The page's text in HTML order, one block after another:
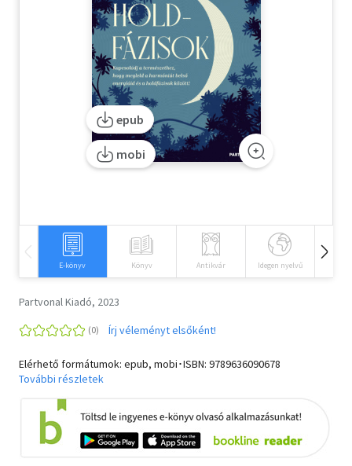
Szótár, nyelvkönyv
Tankönyv, segédkönyv
Társadalomtudomány
Természettudomány
epub
mobi
E-könyv Könyv Antikvár Idegen nyelvű
Partvonal Kiadó, 2023
Írj véleményt elsőként!
Elérhető formátumok: epub, mobi･ISBN: 9789636090678
További részletek